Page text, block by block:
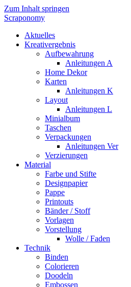
Zum Inhalt springen
Scraponomy
Aktuelles
Kreativergebnis
Aufbewahrung
Anleitungen A
Home Dekor
Karten
Anleitungen K
Layout
Anleitungen L
Minialbum
Taschen
Verpackungen
Anleitungen Ver
Verzierungen
Material
Farbe und Stifte
Designpapier
Pappe
Printouts
Bänder / Stoff
Vorlagen
Vorstellung
Wolle / Faden
Technik
Binden
Colorieren
Doodeln
Embossen